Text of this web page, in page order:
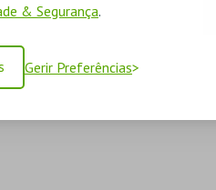
& Segurança.
Gerir Preferências